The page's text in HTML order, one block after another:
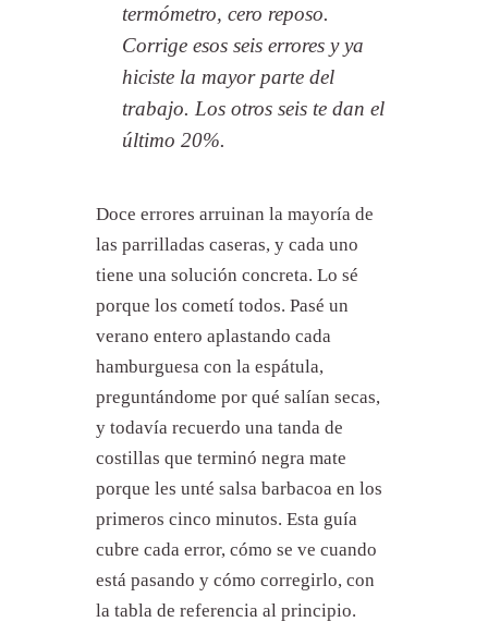
termómetro, cero reposo.
Corrige esos seis errores y ya
hiciste la mayor parte del
trabajo. Los otros seis te dan el
último 20%.
Doce errores arruinan la mayoría de
las parrilladas caseras, y cada uno
tiene una solución concreta. Lo sé
porque los cometí todos. Pasé un
verano entero aplastando cada
hamburguesa con la espátula,
preguntándome por qué salían secas,
y todavía recuerdo una tanda de
costillas que terminó negra mate
porque les unté salsa barbacoa en los
primeros cinco minutos. Esta guía
cubre cada error, cómo se ve cuando
está pasando y cómo corregirlo, con
la tabla de referencia al principio.